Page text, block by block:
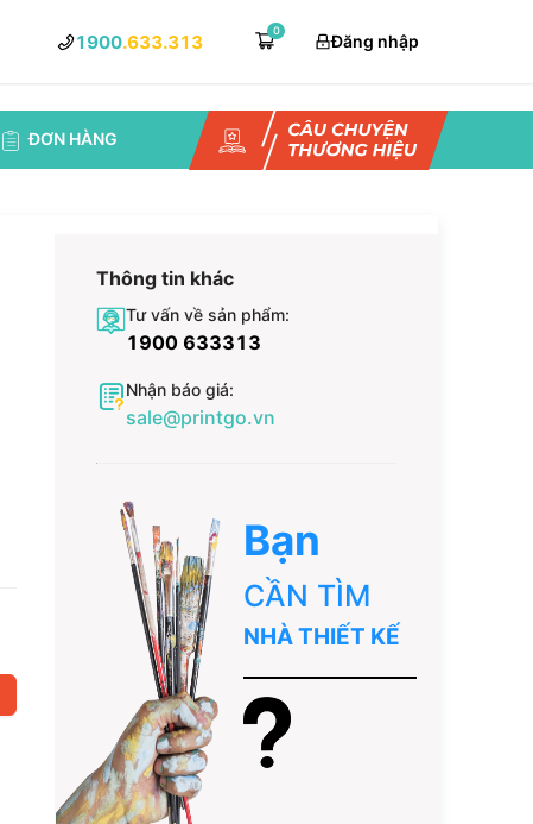
1900.633.313
0
Đăng nhập
ĐƠN HÀNG
Thông tin khác
Tư vấn về sản phẩm:
1900 633313
Nhận báo giá:
sale@printgo.vn
Bạn
CẦN TÌM
NHÀ THIẾT KẾ